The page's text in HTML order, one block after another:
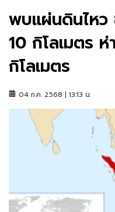
พบแผ่นดินไหว
10 กิโลเมตร
กิโลเมตร
04 ก.ค. 2568 | 13:13 น.